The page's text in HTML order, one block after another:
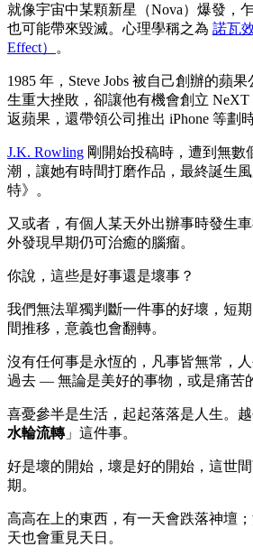
就像宇宙中某顆新星（Nova）爆發，
也可能帶來毀滅。心理學稱之為 諾瓦
Effect）
。
1985 年，Steve Jobs 被自己創辦的蘋
生重大挫敗，卻讓他有機會創立 NeXT
返蘋果，還帶領公司推出 iPhone 等劃
J.K. Rowling 剛開始投稿時，遭到無數
潮，讓她有時間打磨作品，最終誕生
特》。
又或者，有個人某天外出辦事時發生
外發現早期仍可治癒的腦瘤。
你說，這些是好事還是壞事？
我們無法單獨判斷一件事的好壞，短
間推移，意義也會翻轉。
沒有任何事是永恆的，凡事皆無常，
過去 — 無論是美好的事物，或是痛苦
喜憂參半是生活，起起落落是人生。
水輪流轉」這件事。
好是壞的開始，壞是好的開始，這世
期。
高高在上的東西，有一天會跌落神壇
天也會重見天日。